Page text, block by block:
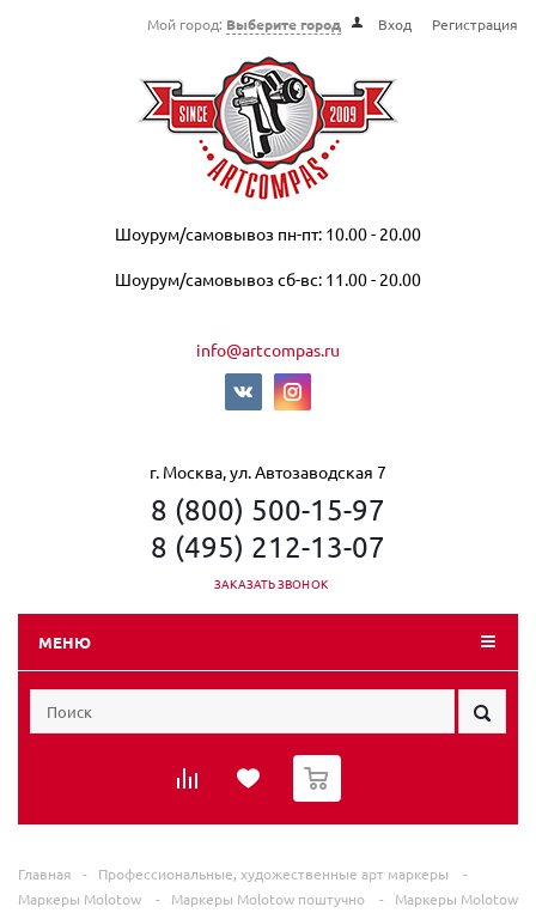
Мой город: Выберите город Вход Регистрация
Шоурум/самовывоз пн-пт: 10.00 - 20.00
Шоурум/самовывоз сб-вс: 11.00 - 20.00
info@artcompas.ru
г. Москва, ул. Автозаводская 7
8 (800) 500-15-97
8 (495) 212-13-07
ЗАКАЗАТЬ ЗВОНОК
МЕНЮ
0
Главная - Профессиональные, художественные арт маркеры
-
Маркеры Molotow
- Маркеры Molotow поштучно -
Маркеры Molotow